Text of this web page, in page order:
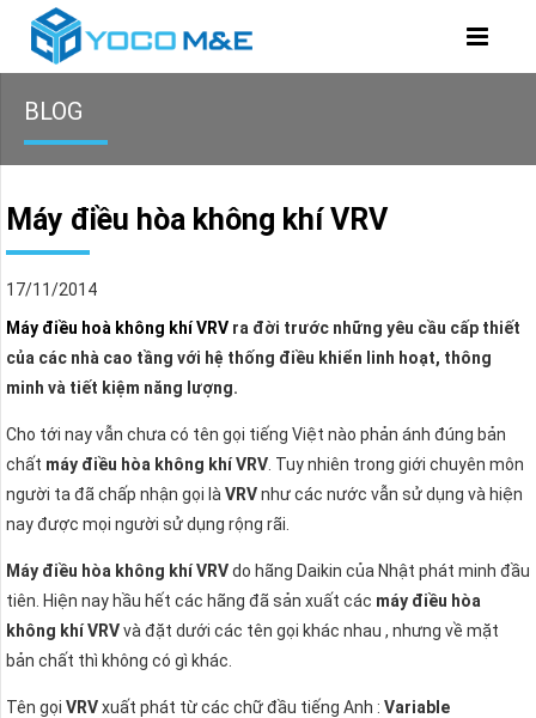
BLOG
Máy điều hòa không khí VRV
17/11/2014
Máy điều hoà không khí VRV ra đời trước những yêu cầu cấp thiết
của các nhà cao tầng với hệ thống điều khiển linh hoạt, thông
minh và tiết kiệm năng lượng.
Cho tới nay vẫn chưa có tên gọi tiếng Việt nào phản ánh đúng bản
chất máy điều hòa không khíVRV . Tuy nhiên trong giới chuyên môn
người ta đã chấp nhận gọi là VRVnhư các nước vẫn sử dụng và hiện
nay được mọi người sử dụng rộng rãi.
Máy điều hòa không khí VRVdo hãng Daikin của Nhật phát minh đầu
tiên. Hiện nay hầu hết các hãng đã sản xuất các máy điều hòa
không khí VRVvà đặt dưới các tên gọi khác nhau , nhưng về mặt
bản chất thì không có gì khác.
Tên gọi VRVxuất phát từ các chữ đầu tiếng Anh : Variable